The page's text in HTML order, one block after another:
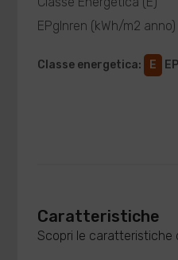
EPglnren (kWh/m2 anno)
Classe energetica: E
Caratteristiche
Scopri le caratteristiche